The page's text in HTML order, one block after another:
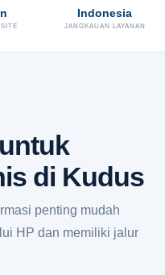
Indonesia
JANGKAUAN LAYANAN
di Kudus
penting mudah
HP dan memiliki jalur